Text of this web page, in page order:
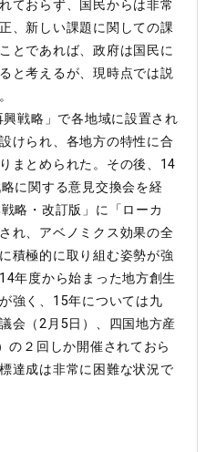
ておらず、国民からは非常
、新しい課題に関しての課
とであれば、政府は国民に
と考えるが、現時点では説
戦略」で各地域に設置され
けられ、各地方の特性に合
まとめられた。その後、14
に関する意見交換会を経
略・改訂版」に「ローカ
れ、アベノミクス効果の全
積極的に取り組む姿勢が強
年度から始まった地方創生
強く、15年については九
会（2月5日）、四国地方産
の２回しか開催されておら
達成は非常に困難な状況で